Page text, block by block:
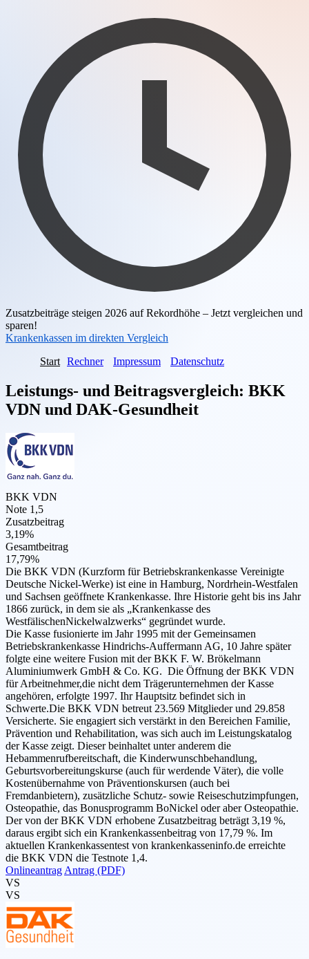
Zusatzbeiträge steigen 2026 auf Rekordhöhe – Jetzt vergleichen und
sparen!
Krankenkassen im direkten Vergleich
Start Rechner Impressum Datenschutz
Leistungs- und Beitragsvergleich: BKK
VDN und DAK-Gesundheit
BKK VDN
Note 1,5
Zusatzbeitrag
3,19%
Gesamtbeitrag
17,79%
Die BKK VDN (Kurzform für Betriebskrankenkasse Vereinigte
Deutsche Nickel-Werke) ist eine in Hamburg, Nordrhein-Westfalen
und Sachsen geöffnete Krankenkasse. Ihre Historie geht bis ins Jahr
1866 zurück, in dem sie als „Krankenkasse des
WestfälischenNickelwalzwerks“ gegründet wurde.
Die Kasse fusionierte im Jahr 1995 mit der Gemeinsamen
Betriebskrankenkasse Hindrichs-Auffermann AG, 10 Jahre später
folgte eine weitere Fusion mit der BKK F. W. Brökelmann
Aluminiumwerk GmbH & Co. KG. Die Öffnung der BKK VDN
für Arbeitnehmer,die nicht dem Trägerunternehmen der Kasse
angehören, erfolgte 1997. Ihr Hauptsitz befindet sich in
Schwerte.Die BKK VDN betreut 23.569 Mitglieder und 29.858
Versicherte. Sie engagiert sich verstärkt in den Bereichen Familie,
Prävention und Rehabilitation, was sich auch im Leistungskatalog
der Kasse zeigt. Dieser beinhaltet unter anderem die
Hebammenrufbereitschaft, die Kinderwunschbehandlung,
Geburtsvorbereitungskurse (auch für werdende Väter), die volle
Kostenübernahme von Präventionskursen (auch bei
Fremdanbietern), zusätzliche Schutz- sowie Reiseschutzimpfungen,
Osteopathie, das Bonusprogramm BoNickel oder aber Osteopathie.
Der von der BKK VDN erhobene Zusatzbeitrag beträgt 3,19 %,
daraus ergibt sich ein Krankenkassenbeitrag von 17,79 %. Im
aktuellen Krankenkassentest von krankenkasseninfo.de erreichte
die BKK VDN die Testnote 1,4.
Onlineantrag Antrag (PDF)
VS
VS